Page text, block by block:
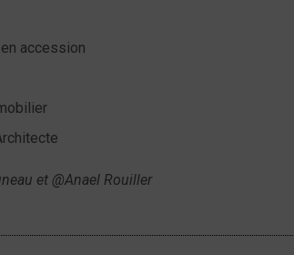
accession
et @Anael Rouiller